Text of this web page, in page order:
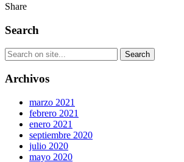
Share
Search
Archivos
marzo 2021
febrero 2021
enero 2021
septiembre 2020
julio 2020
mayo 2020